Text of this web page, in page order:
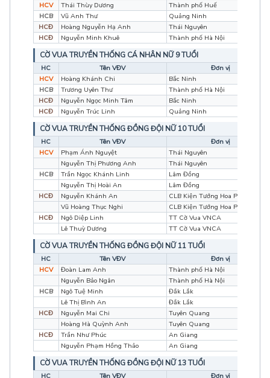
HCV
Thái Thùy Dương
Thành phố Huế
HCB
Vũ Anh Thư
Quảng Ninh
HCĐ
Hoàng Nguyễn Hạ Anh
Thái Nguyên
HCĐ
Nguyễn Minh Khuê Thành phố Hà Nội
CỜ VUA TRUYỀN THỐNG CÁ NHÂN NỮ 9 TUỔI
HC Tên VĐV
Đơn vị
HCV
Hoàng Khánh Chi
Bắc Ninh
HCB
Trương Uyên Thư
Thành phố Hà Nội
HCĐ
Nguyễn Ngọc Minh Tâm
Bắc Ninh
HCĐ
Nguyễn Trúc Linh Quảng Ninh
CỜ VUA TRUYỀN THỐNG ĐỒNG ĐỘI NỮ 10 TUỔI
HC Tên VĐV
Đơn vị
HCV
Phạm Ánh Nguyệt
Thái Nguyên
Nguyễn Thị Phương Anh
Thái Nguyên
HCB
Trần Ngọc Khánh Linh
Lâm Đồng
Nguyễn Thị Hoài An
Lâm Đồng
HCĐ
Nguyễn Khánh An
CLB Kiện Tướng Hoa Phượng Đỏ
Vũ Hoàng Thục Nghi
CLB Kiện Tướng Hoa Phượng Đỏ
HCĐ
Ngô Diệp Linh
TT Cờ Vua VNCA
Lê Thuỳ Dương
TT Cờ Vua VNCA
CỜ VUA TRUYỀN THỐNG ĐỒNG ĐỘI NỮ 11 TUỔI
HC Tên VĐV
Đơn vị
HCV
Đoàn Lam Anh
Thành phố Hà Nội
Nguyễn Bảo Ngân
Thành phố Hà Nội
HCB
Ngô Tuệ Minh
Đắk Lắk
Lê Thị Bình An
Đắk Lắk
HCĐ
Nguyễn Mai Chi
Tuyên Quang
Hoàng Hà Quỳnh Anh
Tuyên Quang
HCĐ
Trần Như Phúc
An Giang
Nguyễn Phạm Hồng Thảo
An Giang
CỜ VUA TRUYỀN THỐNG ĐỒNG ĐỘI NỮ 13 TUỔI
HC Tên VĐV
Đơn vị